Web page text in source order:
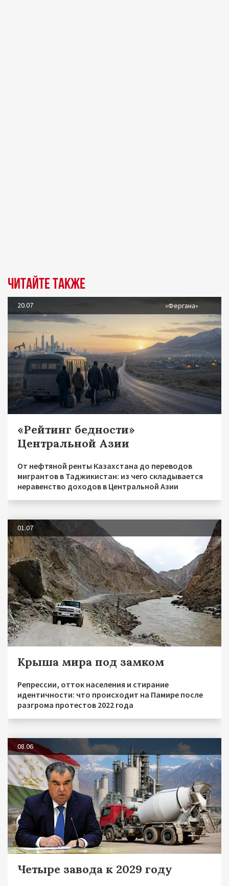
Читайте также
20.07 «Фергана»
«Рейтинг бедности»
Центральной Азии
От нефтяной ренты Казахстана до переводов
мигрантов в Таджикистан: из чего складывается
неравенство доходов в Центральной Азии
01.07
Крыша мира под замком
Репрессии, отток населения и стирание
идентичности: что происходит на Памире после
разгрома протестов 2022 года
08.06
Четыре завода к 2029 году